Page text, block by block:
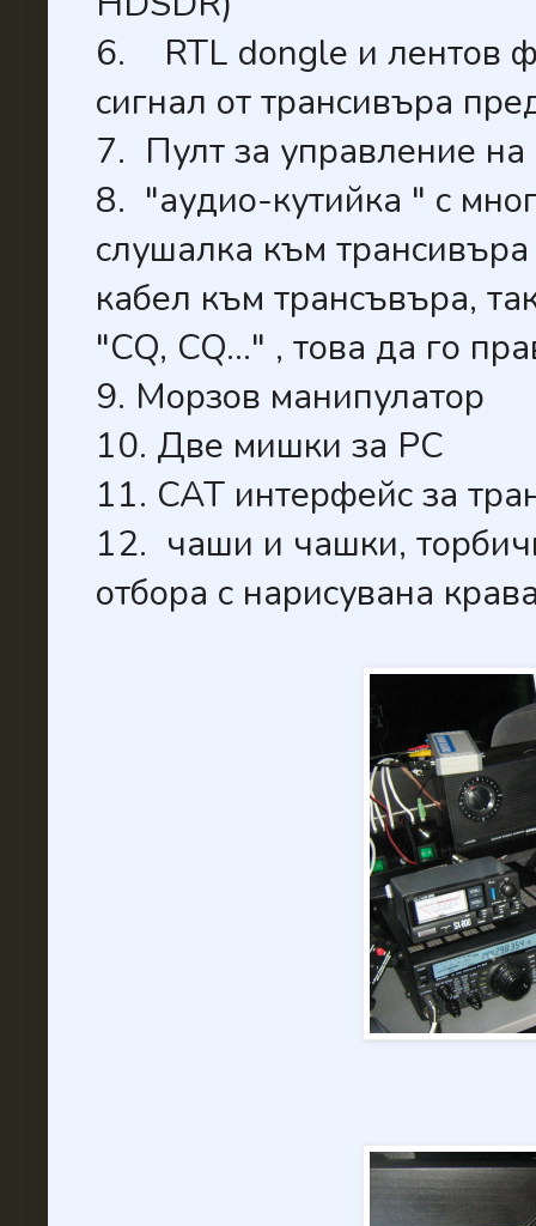
6. RTL dongle и лентов
сигнал от трансивъра
7. Пулт за управление на
8. "аудио-кутийка " с
слушалка към
кабел към трансъвъра,
"CQ, CQ..." , това да го
9. Морзов манипулатор
10. Две мишки за РС
11. CAT интерфейс за
12. чаши и чашки,
отбора с нарисувана